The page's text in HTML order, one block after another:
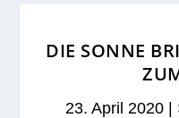
DIE SONNE
23. April 2020|